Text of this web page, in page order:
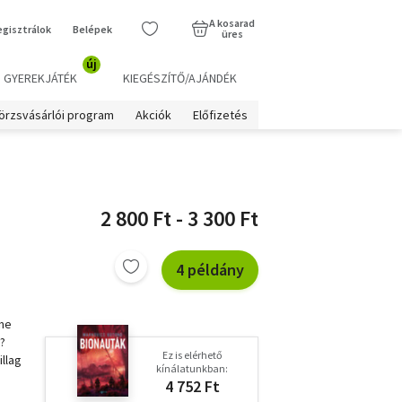
Belépek
A kosarad
üres
GYEREKJÁTÉK
új
KIEGÉSZÍTŐ/AJÁNDÉK
program Akciók Előfizetés
2 800 Ft - 3 300 Ft
4 példány
Ez is elérhető
kínálatunkban:
4 752 Ft